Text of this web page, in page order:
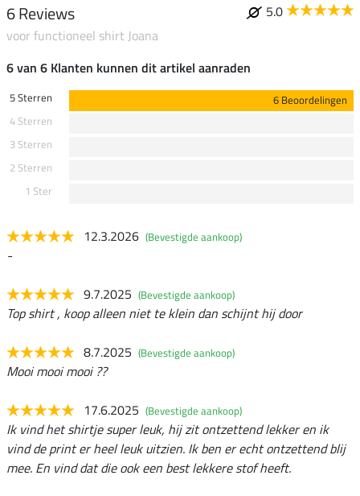
6 Reviews
5.0
voor functioneel shirt Joana
6 van 6 Klanten kunnen dit artikel aanraden
5 Sterren
6 Beoordelingen
4 Sterren
3 Sterren
2 Sterren
1 Ster
12.3.2026 (Bevestigde aankoop)
-
9.7.2025 (Bevestigde aankoop)
Top shirt , koop alleen niet te klein dan schijnt hij door
8.7.2025 (Bevestigde aankoop)
Mooi mooi mooi ??
17.6.2025 (Bevestigde aankoop)
Ik vind het shirtje super leuk, hij zit ontzettend lekker en ik
vind de print er heel leuk uitzien. Ik ben er echt ontzettend blij
mee. En vind dat die ook een best lekkere stof heeft.